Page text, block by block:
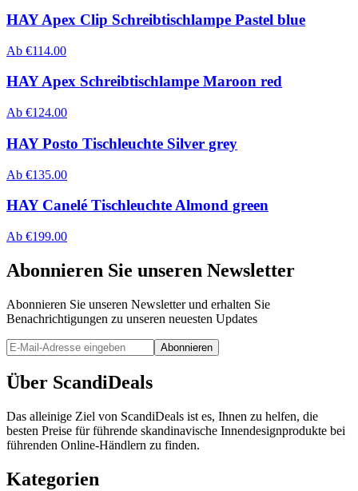
HAY Apex Clip Schreibtischlampe Pastel blue
Ab €114.00
HAY Apex Schreibtischlampe Maroon red
Ab €124.00
HAY Posto Tischleuchte Silver grey
Ab €135.00
HAY Canelé Tischleuchte Almond green
Ab €199.00
Abonnieren Sie unseren Newsletter
Abonnieren Sie unseren Newsletter und erhalten Sie
Benachrichtigungen zu unseren neuesten Updates
Abonnieren
Über ScandiDeals
Das alleinige Ziel von ScandiDeals ist es, Ihnen zu helfen, die
besten Preise für führende skandinavische Innendesignprodukte bei
führenden Online-Händlern zu finden.
Kategorien